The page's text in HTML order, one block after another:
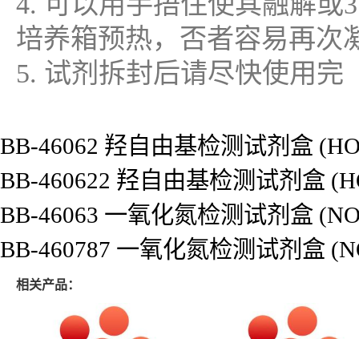
培养箱预热，否者容易再次
5. 试剂拆封后请尽快使用完
BB-46062 羟自由基检测试剂盒
BB-460622 羟自由基检测试剂盒
BB-46063 一氧化氮检测试剂盒
BB-460787 一氧化氮检测试剂盒
相关产品：